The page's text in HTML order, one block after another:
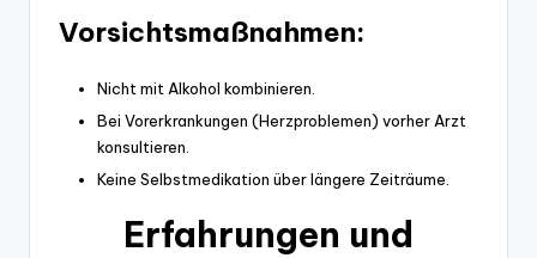
Vorsichtsmaßnahmen:
Nicht mit Alkohol kombinieren.
Bei Vorerkrankungen (Herzproblemen) vorher Arzt
konsultieren.
Keine Selbstmedikation über längere Zeiträume.
Erfahrungen und